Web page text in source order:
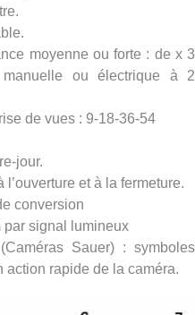
moyenne ou forte : de x 3
ou électrique à 2
de vues : 9-18-36-54
jour.
l’ouverture et à la fermeture.
conversion
par signal lumineux
Sauer) : symboles
action rapide de la caméra.